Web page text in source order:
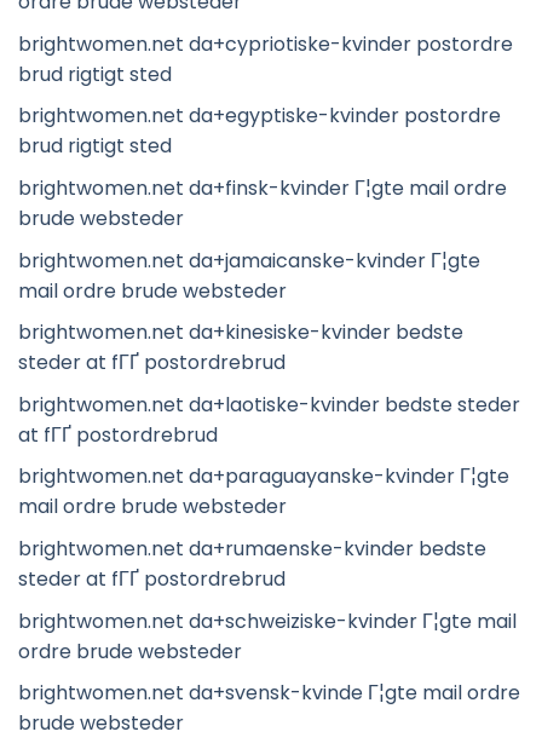
brightwomen.net da+cypriotiske-kvinder postordre
brud rigtigt sted
brightwomen.net da+egyptiske-kvinder postordre
brud rigtigt sted
brightwomen.net da+finsk-kvinder Г¦gte mail ordre
brude websteder
brightwomen.net da+jamaicanske-kvinder Г¦gte
mail ordre brude websteder
brightwomen.net da+kinesiske-kvinder bedste
steder at fГҐ postordrebrud
brightwomen.net da+laotiske-kvinder bedste steder
at fГҐ postordrebrud
brightwomen.net da+paraguayanske-kvinder Г¦gte
mail ordre brude websteder
brightwomen.net da+rumaenske-kvinder bedste
steder at fГҐ postordrebrud
brightwomen.net da+schweiziske-kvinder Г¦gte mail
ordre brude websteder
brightwomen.net da+svensk-kvinde Г¦gte mail ordre
brude websteder